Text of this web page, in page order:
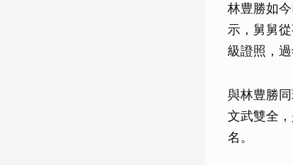
林豊勝如
示，舅舅
級證照，
與林豊勝
文武雙全
名。